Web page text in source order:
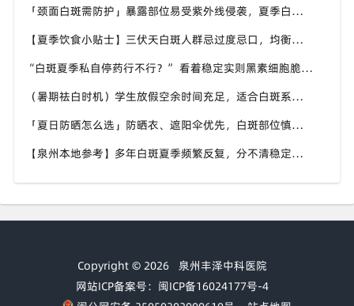
「颈面白斑需防护」暴露部位易受紫外线侵袭，夏季白斑优先护好头颈手背，泉州中科白癜风医院给出防护建议
【夏季饮食小贴士】三伏天白斑人群忌过度忌口，均衡补充营养，泉州中科白癜风医院科普白斑人群夏日饮食原则
“白斑夏季私自停药行不行？” 看着稳定实则黑素细胞脆弱，泉州中科白癜风医院提醒切勿自行中断干预
（暑期祛白时机）学生放假空余时间充足，适合白斑系统调理，泉州中科白癜风医院暑期白斑就诊可提前了解
「夏日防晒怎么选」防晒衣、遮阳伞优先，白斑部位慎用刺激性防晒，泉州中科白癜风医院分享硬核防晒思路
【泉州本地参考】多年白斑夏季频繁反复，分不清稳定还是进展期，泉州中科白癜风医院可做白斑专项检测
Copyright © 2026 泉州丰泽中科医院
网站ICP备案号：闽ICP备16024177号-4